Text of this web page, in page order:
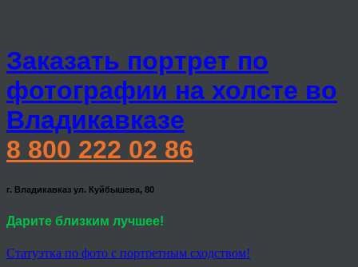
Заказать портрет по
фотографии на холсте во
Владикавказе
8 800 222 02 86
г. Владикавказ ул. Куйбышева, 80
Дарите близким лучшее!
Статуэтка по фото с портретным сходством!